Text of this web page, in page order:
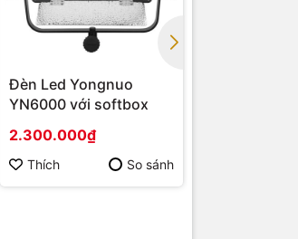
Đèn Led Yongnuo
YN6000 với softbox
2.300.000₫
Thích So sánh